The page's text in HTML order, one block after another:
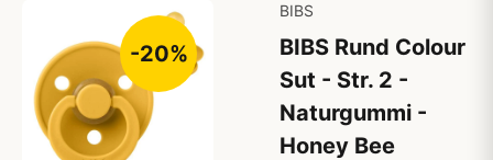
-20%
BIBS
BIBS Rund Colour
Sut - Str. 2 -
Naturgummi -
Honey Bee